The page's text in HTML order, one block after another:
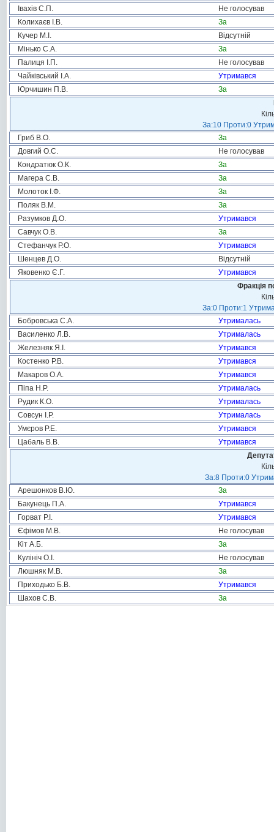
Івахів С.П.
Не голосував
Колихаєв І.В.
За
Кучер М.І.
Відсутній
Мінько С.А.
За
Палиця І.П.
Не голосував
Чайківський І.А.
Утримався
Юрчишин П.В.
За
За:10 Проти:0
Гриб В.О.
За
Довгий О.С.
Не голосував
Кондратюк О.К.
За
Магера С.В.
За
Молоток І.Ф.
За
Поляк В.М.
За
Разумков Д.О.
Утримався
Савчук О.В.
За
Стефанчук Р.О.
Утримався
Шенцев Д.О.
Відсутній
Яковенко Є.Г.
Утримався
Фракція
За:0 Проти:1
Бобровська С.А.
Утрималась
Василенко Л.В.
Утрималась
Железняк Я.І.
Утримався
Костенко Р.В.
Утримався
Макаров О.А.
Утримався
Піпа Н.Р.
Утрималась
Рудик К.О.
Утрималась
Совсун І.Р.
Утрималась
Умєров Р.Е.
Утримався
Цабаль В.В.
Утримався
За:8 Проти:0
Арешонков В.Ю.
За
Бакунець П.А.
Утримався
Горват Р.І.
Утримався
Єфімов М.В.
Не голосував
Кіт А.Б.
За
Кулініч О.І.
Не голосував
Люшняк М.В.
За
Приходько Б.В.
Утримався
Шахов С.В.
За